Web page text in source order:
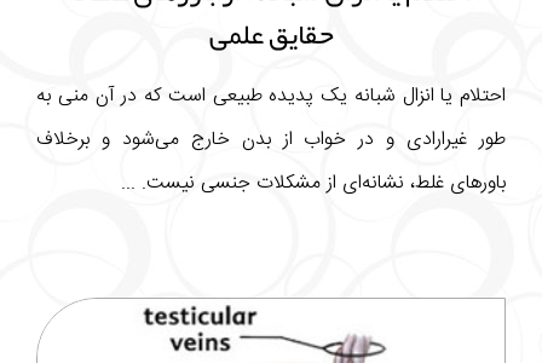
حقایق علمی
احتلام یا انزال شبانه یک پدیده طبیعی است که در آن منی به
طور غیرارادی و در خواب از بدن خارج می‌شود و برخلاف
باورهای غلط، نشانه‌ای از مشکلات جنسی نیست. ...